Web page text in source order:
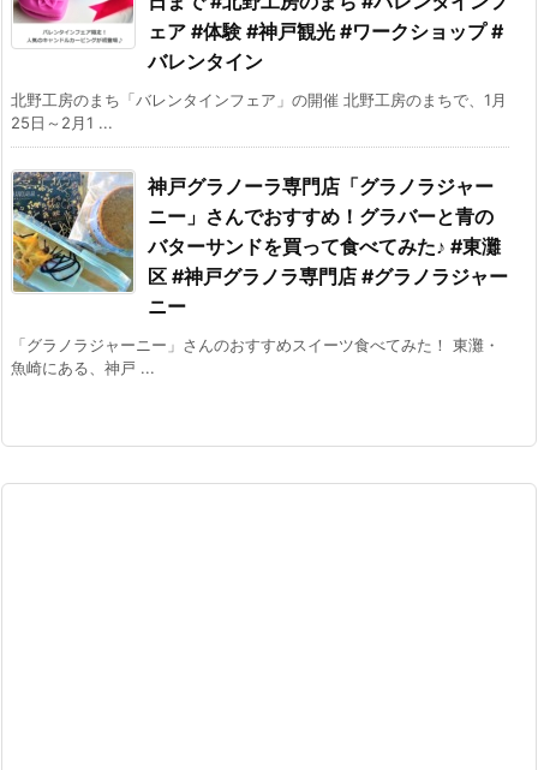
ェア #体験 #神戸観光 #ワークショップ #
バレンタイン
北野工房のまち「バレンタインフェア」の開催 北野工房のまちで、1月
25日～2月1 ...
神戸グラノーラ専門店「グラノラジャー
ニー」さんでおすすめ！グラバーと青の
バターサンドを買って食べてみた♪ #東灘
区 #神戸グラノラ専門店 #グラノラジャー
ニー
「グラノラジャーニー」さんのおすすめスイーツ食べてみた！ 東灘・
魚崎にある、神戸 ...